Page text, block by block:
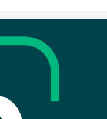
Côte d'Ivoire
réussi du 66e